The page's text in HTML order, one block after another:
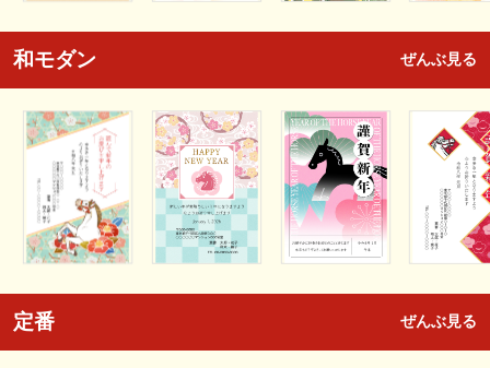
和モダン ぜんぶ見る
定番 ぜんぶ見る